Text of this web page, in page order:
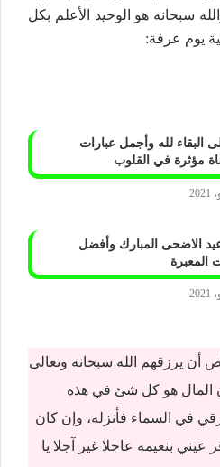
سبحانه هو الوحيد الأعلم بكل
يوم عرفة:
البقاء لله وأجمل عبارات
مؤثرة في القلوب
عيد الاضحى المبارك وأفضل
المعبرة
أن يرزقهم الله سبحانه وتعالى
المال هو كل شئ في هذه
في السماء فأنزله، وإن كان
بنعيمه عاجلا غير آجلا يا